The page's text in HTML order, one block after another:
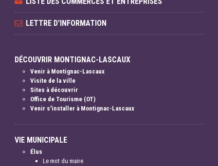
LETTRE D'INFORMATION
DÉCOUVRIR MONTIGNAC-LASCAUX
Venir à Montignac-Lascaux
Visite de la ville
Sites à découvrir
Office de Tourisme (OT)
Venir s'installer à Montignac-Lascaux
VIE MUNICIPALE
Élus
Le mot du maire